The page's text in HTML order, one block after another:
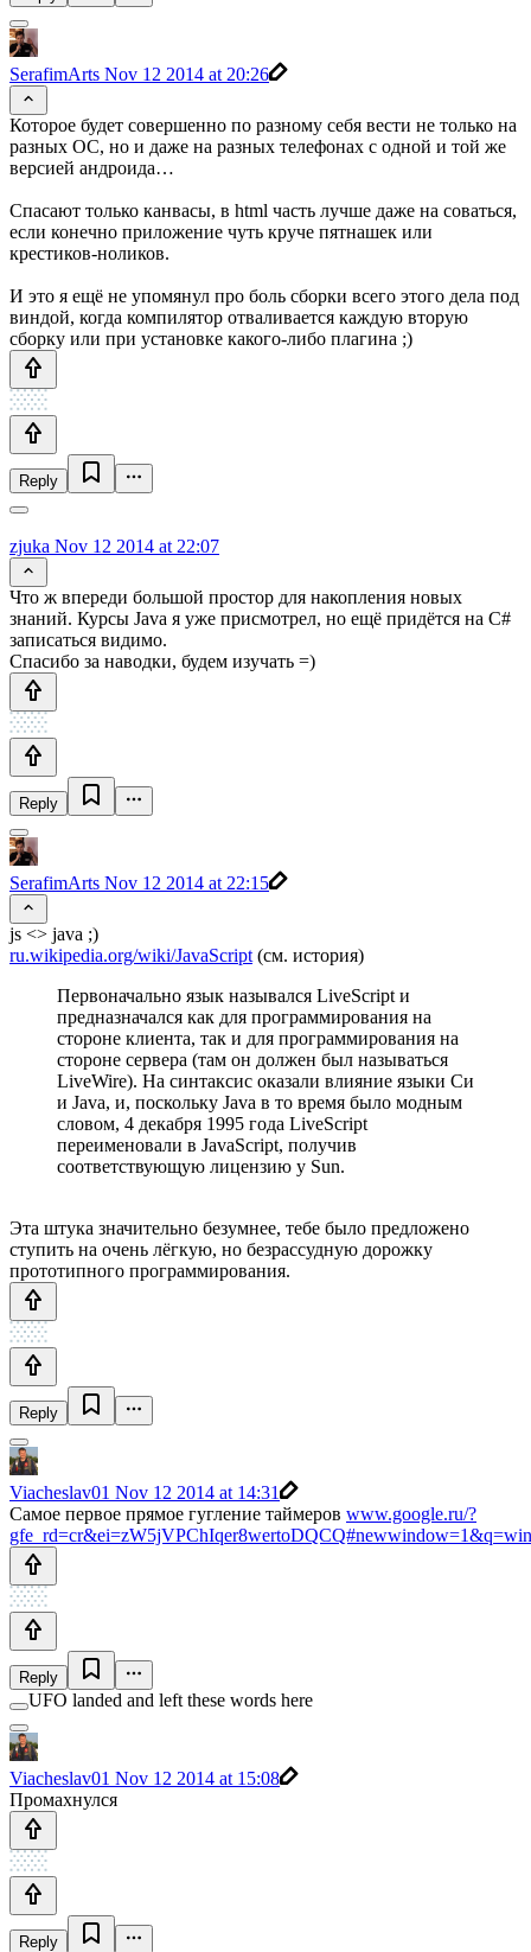
SerafimArts Nov 12 2014 at 20:26
Которое будет совершенно по разному себя вести не только на
разных ОС, но и даже на разных телефонах с одной и той же
версией андроида…
Спасают только канвасы, в html часть лучше даже на соваться,
если конечно приложение чуть круче пятнашек или
крестиков-ноликов.
И это я ещё не упомянул про боль сборки всего этого дела под
виндой, когда компилятор отваливается каждую вторую
сборку или при установке какого-либо плагина ;)
Reply
zjuka Nov 12 2014 at 22:07
Что ж впереди большой простор для накопления новых
знаний. Курсы Java я уже присмотрел, но ещё придётся на C#
записаться видимо.
Спасибо за наводки, будем изучать =)
Reply
SerafimArts Nov 12 2014 at 22:15
js <> java ;)
ru.wikipedia.org/wiki/JavaScript (см. история)
Первоначально язык назывался LiveScript и
предназначался как для программирования на
стороне клиента, так и для программирования на
стороне сервера (там он должен был называться
LiveWire). На синтаксис оказали влияние языки Си
и Java, и, поскольку Java в то время было модным
словом, 4 декабря 1995 года LiveScript
переименовали в JavaScript, получив
соответствующую лицензию у Sun.
Эта штука значительно безумнее, тебе было предложено
ступить на очень лёгкую, но безрассудную дорожку
прототипного программирования.
Reply
Viacheslav01 Nov 12 2014 at 14:31
Самое первое прямое гугление таймеров www.google.ru/?
Reply
UFO landed and left these words here
Viacheslav01 Nov 12 2014 at 15:08
Промахнулся
Reply